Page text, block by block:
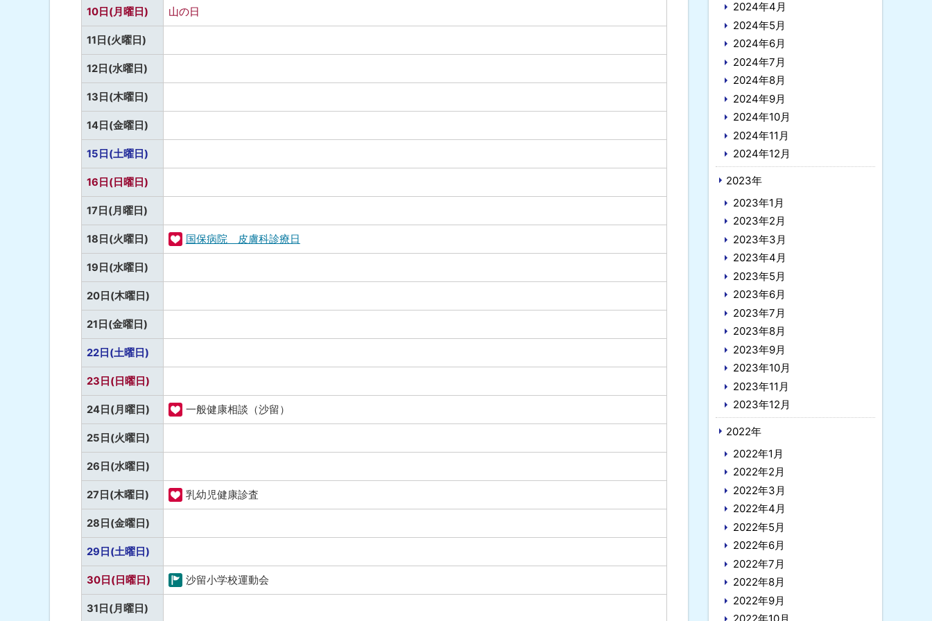
し
な
10日(月曜日) 山の日
11日(火曜日)
定
12日(水曜日)
定
13日(木曜日)
定
14日(金曜日)
定
15日(土曜日)
定
16日(日曜日)
定
し
17日(月曜日)
定
な
18日(火曜日)
福
健
国保病院 皮膚科診療日
19日(水曜日)
定
20日(木曜日)
定
21日(金曜日)
定
22日(土曜日)
定
し
23日(日曜日)
定
な
24日(月曜日)
福
健
康
一般健康相談（沙留）
25日(火曜日)
定
し
26日(水曜日)
定
な
27日(木曜日)
福
健
康
乳幼児健康診査
28日(金曜日)
定
し
29日(土曜日)
定
な
30日(日曜日)
町
沙留小学校運動会
31日(月曜日)
2024年4月
2024年5月
2024年6月
2024年7月
2024年8月
2024年9月
2024年10月
2024年11月
2024年12月
2023年
2023年1月
2023年2月
2023年3月
2023年4月
2023年5月
2023年6月
2023年7月
2023年8月
2023年9月
2023年10月
2023年11月
2023年12月
2022年
2022年1月
2022年2月
2022年3月
2022年4月
2022年5月
2022年6月
2022年7月
2022年8月
2022年9月